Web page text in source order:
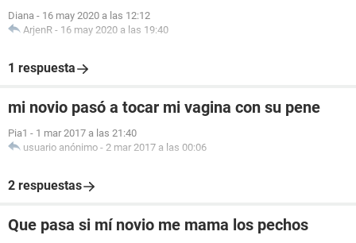
Diana - 16 may 2020 a las 12:12
ArjenR - 16 may 2020 a las 19:40
1 respuesta
mi novio pasó a tocar mi vagina con su pene
Pia1 - 1 mar 2017 a las 21:40
usuario anónimo - 2 mar 2017 a las 00:06
2 respuestas
Que pasa si mí novio me mama los pechos